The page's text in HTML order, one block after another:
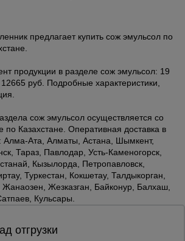
предлагает купить сож эмульсол по
продукции в разделе сож эмульсол: 19
руб. Подробные характеристики,
сож эмульсол осуществляется со
по Казахстане. Оперативная доставка в
Алма-Ата, Алматы, Астана, Шымкент,
Тараз, Павлодар, Усть-Каменогорск,
Кызылорда, Петропавловск,
Туркестан, Кокшетау, Талдыкорган,
Жанаозен, Жезказган, Байконур, Балхаш,
Кульсары.
отгрузки